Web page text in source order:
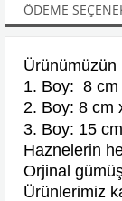
ÖDEME
Ürünümüzün
1. Boy: 8 cm
2. Boy: 8 cm
3. Boy: 15
Haznelerin
Orjinal
Ürünlerimiz